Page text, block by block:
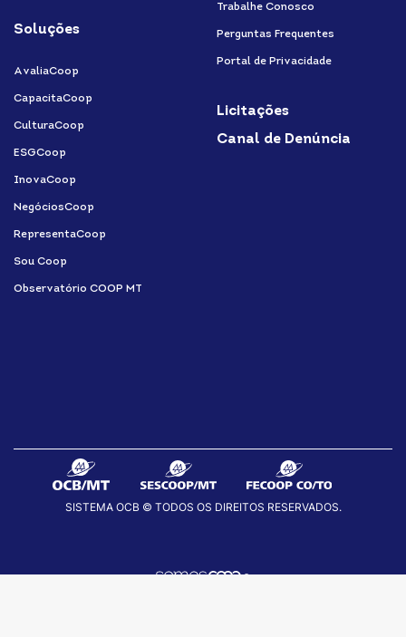
Soluções
AvaliaCoop
CapacitaCoop
CulturaCoop
ESGCoop
InovaCoop
NegóciosCoop
RepresentaCoop
Sou Coop
Observatório COOP MT
Trabalhe Conosco
Perguntas Frequentes
Portal de Privacidade
Licitações
Canal de Denúncia
SISTEMA OCB © TODOS OS DIREITOS RESERVADOS.